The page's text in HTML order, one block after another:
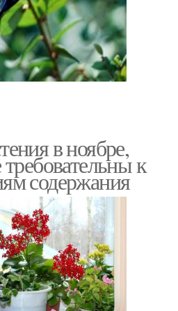
в ноябре,
к
содержания